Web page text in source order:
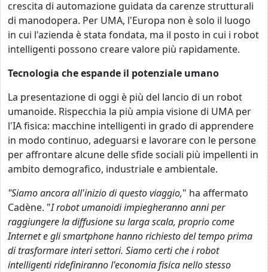
crescita di automazione guidata da carenze strutturali
di manodopera. Per UMA, l'Europa non è solo il luogo
in cui l'azienda è stata fondata, ma il posto in cui i robot
intelligenti possono creare valore più rapidamente.
Tecnologia che espande il potenziale umano
La presentazione di oggi è più del lancio di un robot
umanoide. Rispecchia la più ampia visione di UMA per
l'IA fisica: macchine intelligenti in grado di apprendere
in modo continuo, adeguarsi e lavorare con le persone
per affrontare alcune delle sfide sociali più impellenti in
ambito demografico, industriale e ambientale.
"Siamo ancora all'inizio di questo viaggio," ha affermato
Cadène. "I robot umanoidi impiegheranno anni per
raggiungere la diffusione su larga scala, proprio come
Internet e gli smartphone hanno richiesto del tempo prima
di trasformare interi settori. Siamo certi che i robot
intelligenti ridefiniranno l'economia fisica nello stesso